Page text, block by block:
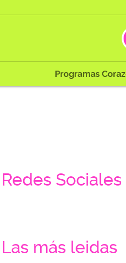
Programas
Redes Sociales
Las más leidas